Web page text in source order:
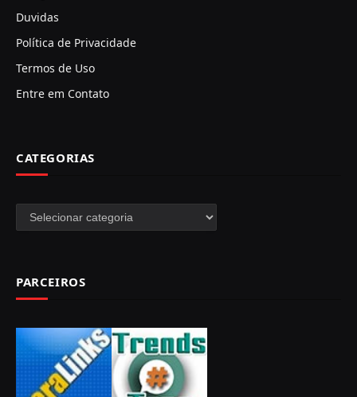
Duvidas
Política de Privacidade
Termos de Uso
Entre em Contato
CATEGORIAS
Categorias
PARCEIROS